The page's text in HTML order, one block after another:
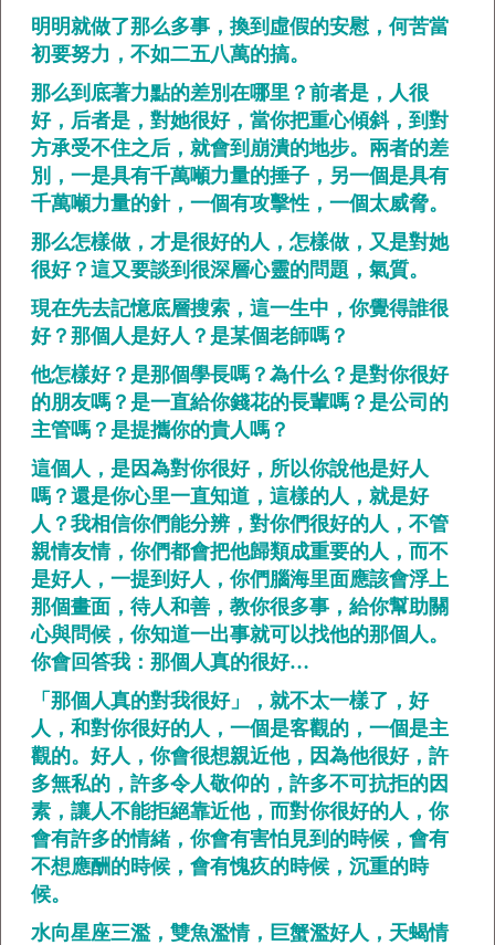
明明就做了那么多事，換到虛假的安慰，何苦當
初要努力，不如二五八萬的搞。
那么到底著力點的差別在哪里？前者是，人很
好，后者是，對她很好，當你把重心傾斜，到對
方承受不住之后，就會到崩潰的地步。兩者的差
別，一是具有千萬噸力量的捶子，另一個是具有
千萬噸力量的針，一個有攻擊性，一個太威脅。
那么怎樣做，才是很好的人，怎樣做，又是對她
很好？這又要談到很深層心靈的問題，氣質。
現在先去記憶底層搜索，這一生中，你覺得誰很
好？那個人是好人？是某個老師嗎？
他怎樣好？是那個學長嗎？為什么？是對你很好
的朋友嗎？是一直給你錢花的長輩嗎？是公司的
主管嗎？是提攜你的貴人嗎？
這個人，是因為對你很好，所以你說他是好人
嗎？還是你心里一直知道，這樣的人，就是好
人？我相信你們能分辨，對你們很好的人，不管
親情友情，你們都會把他歸類成重要的人，而不
是好人，一提到好人，你們腦海里面應該會浮上
那個畫面，待人和善，教你很多事，給你幫助關
心與問候，你知道一出事就可以找他的那個人。
你會回答我：那個人真的很好…
「那個人真的對我很好」，就不太一樣了，好
人，和對你很好的人，一個是客觀的，一個是主
觀的。好人，你會很想親近他，因為他很好，許
多無私的，許多令人敬仰的，許多不可抗拒的因
素，讓人不能拒絕靠近他，而對你很好的人，你
會有許多的情緒，你會有害怕見到的時候，會有
不想應酬的時候，會有愧疚的時候，沉重的時
候。
水向星座三濫，雙魚濫情，巨蟹濫好人，天蝎情